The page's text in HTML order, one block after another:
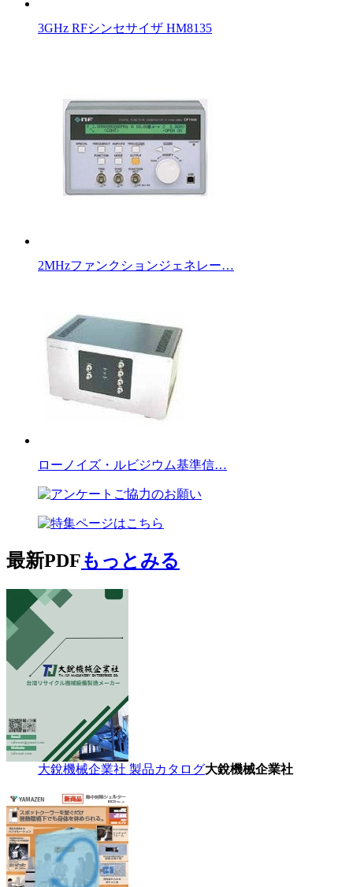
3GHz RFシンセサイザ HM8135
2MHzファンクションジェネレー…
ローノイズ・ルビジウム基準信…
最新PDFもっとみる
大銳機械企業社 製品カタログ大銳機械企業社